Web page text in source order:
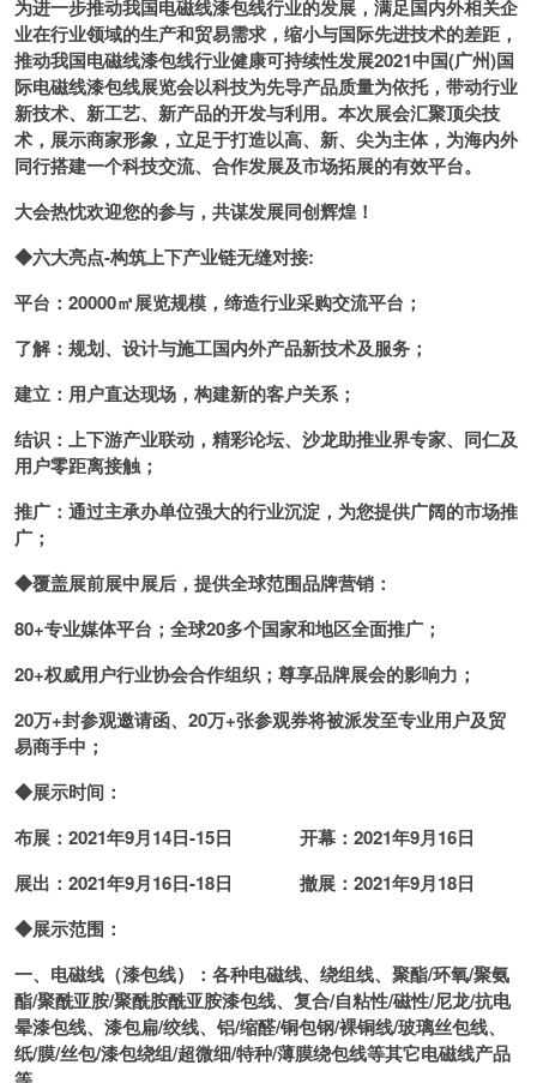
为进一步推动我国电磁线漆包线行业的发展，满足国内外相关企
业在行业领域的生产和贸易需求，缩小与国际先进技术的差距，
推动我国电磁线漆包线行业健康可持续性发展2021中国(广州)国
际电磁线漆包线展览会以科技为先导产品质量为依托，带动行业
新技术、新工艺、新产品的开发与利用。本次展会汇聚顶尖技
术，展示商家形象，立足于打造以高、新、尖为主体，为海内外
同行搭建一个科技交流、合作发展及市场拓展的有效平台。
大会热忱欢迎您的参与，共谋发展同创辉煌！
◆六大亮点-构筑上下产业链无缝对接:
平台：20000㎡展览规模，缔造行业采购交流平台；
了解：规划、设计与施工国内外产品新技术及服务；
建立：用户直达现场，构建新的客户关系；
结识：上下游产业联动，精彩论坛、沙龙助推业界专家、同仁及
用户零距离接触；
推广：通过主承办单位强大的行业沉淀，为您提供广阔的市场推
广；
◆覆盖展前展中展后，提供全球范围品牌营销：
80+专业媒体平台；全球20多个国家和地区全面推广；
20+权威用户行业协会合作组织；尊享品牌展会的影响力；
20万+封参观邀请函、20万+张参观券将被派发至专业用户及贸
易商手中；
◆展示时间：
布展：2021年9月14日-15日 开幕：2021年9月16日
展出：2021年9月16日-18日 撤展：2021年9月18日
◆展示范围：
一、电磁线（漆包线）：各种电磁线、绕组线、聚酯/环氧/聚氨
酯/聚酰亚胺/聚酰胺酰亚胺漆包线、复合/自粘性/磁性/尼龙/抗电
晕漆包线、漆包扁/绞线、铝/缩醛/铜包钢/裸铜线/玻璃丝包线、
纸/膜/丝包/漆包绕组/超微细/特种/薄膜绕包线等其它电磁线产品